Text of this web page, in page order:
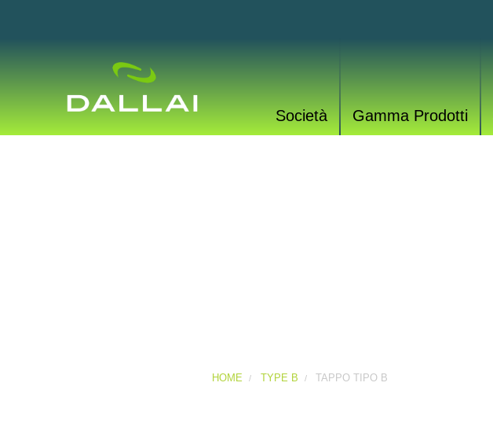
Società Gamma Prodotti
HOME TYPE B TAPPO TIPO B